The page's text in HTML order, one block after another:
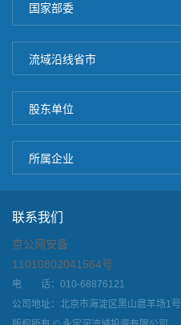
国家部委
流域沿线省市
股东单位
所属企业
联系我们
京公网安备
11010802041564号
电 话：010-68876121
公司地址：北京市海淀区黑山扈羊场1号